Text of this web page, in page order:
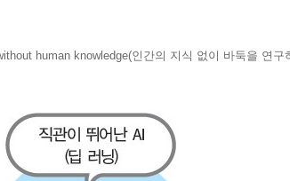
human knowledge(인간의 지식 없이 바둑을 연구